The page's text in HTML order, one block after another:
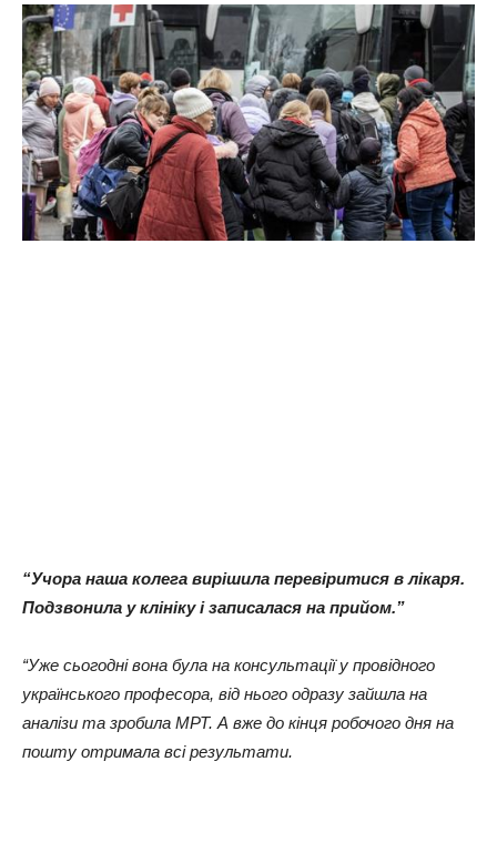
“Учора наша колега вирішила перевіритися в лікаря.
Подзвонила у клініку і записалася на прийом.”
“Уже сьогодні вона була на консультації у провідного
українського професора, від нього одразу зайшла на
аналізи та зробила МРТ. А вже до кінця робочого дня на
пошту отримала всі результати.